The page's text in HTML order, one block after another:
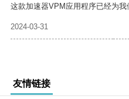
这款加速器VPM应用程序已经为我
2024-03-31
友情链接